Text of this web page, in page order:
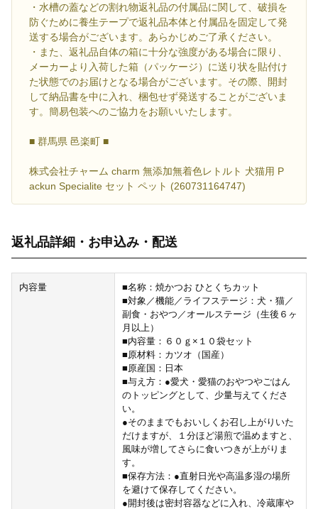
・水槽の蓋などの割れ物返礼品の付属品に関して、破損を
防ぐために養生テープで返礼品本体と付属品を固定して発
送する場合がございます。あらかじめご了承ください。
・また、返礼品自体の箱に十分な強度がある場合に限り、
メーカーより入荷した箱（パッケージ）に送り状を貼付け
た状態でのお届けとなる場合がございます。その際、開封
して納品書を中に入れ、梱包せず発送することがございま
す。簡易包装へのご協力をお願いいたします。
■ 群馬県 邑楽町 ■
株式会社チャーム charm 無添加無着色レトルト 犬猫用 P
ackun Specialite セット ペット (260731164747)
返礼品詳細・お申込み・配送
内容量
■名称：焼かつお ひとくちカット
■対象／機能／ライフステージ：犬・猫／
副食・おやつ／オールステージ（生後６ヶ
月以上）
■内容量：６０ｇ×１０袋セット
■原材料：カツオ（国産）
■原産国：日本
■与え方：●愛犬・愛猫のおやつやごはん
のトッピングとして、少量与えてくださ
い。
●そのままでもおいしくお召し上がりいた
だけますが、１分ほど湯煎で温めますと、
風味が増してさらに食いつきが上がりま
す。
■保存方法：●直射日光や高温多湿の場所
を避けて保存してください。
●開封後は密封容器などに入れ、冷蔵庫や